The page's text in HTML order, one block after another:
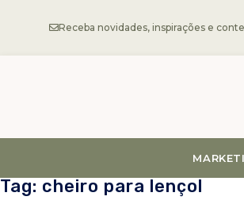
Receba novidades, inspirações e
Tag: cheiro para lençol